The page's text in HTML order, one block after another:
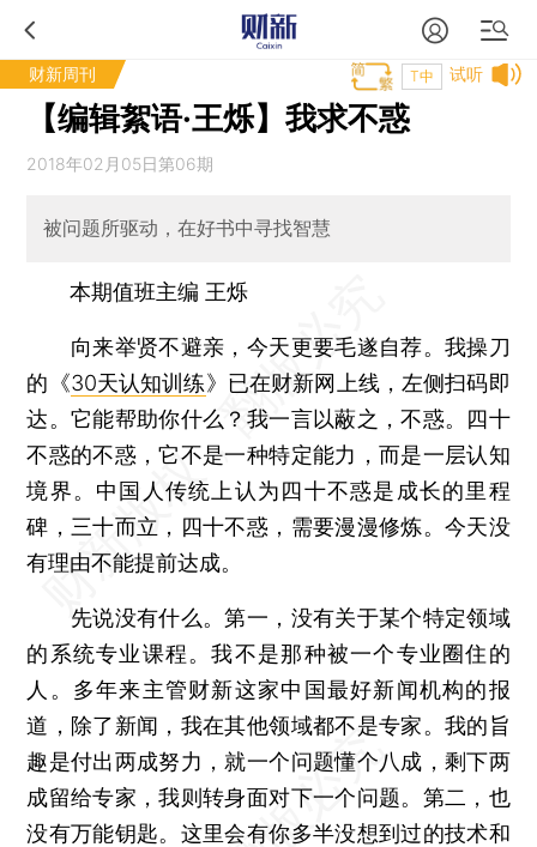
财新周刊 试听
T中
【编辑絮语·王烁】我求不惑
2018年02月05日第06期
被问题所驱动，在好书中寻找智慧
本期值班主编 王烁
向来举贤不避亲，今天更要毛遂自荐。我操刀
的《30天认知训练》已在财新网上线，左侧扫码即
达。它能帮助你什么？我一言以蔽之，不惑。四十
不惑的不惑，它不是一种特定能力，而是一层认知
境界。中国人传统上认为四十不惑是成长的里程
碑，三十而立，四十不惑，需要漫漫修炼。今天没
有理由不能提前达成。
先说没有什么。第一，没有关于某个特定领域
的系统专业课程。我不是那种被一个专业圈住的
人。多年来主管财新这家中国最好新闻机构的报
道，除了新闻，我在其他领域都不是专家。我的旨
趣是付出两成努力，就一个问题懂个八成，剩下两
成留给专家，我则转身面对下一个问题。第二，也
没有万能钥匙。这里会有你多半没想到过的技术和